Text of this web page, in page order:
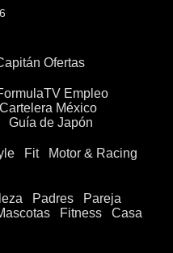
Ofertas
Empleo
México
Guía de Japón
Fit
Motor & Racing
Padres
Pareja
Fitness
Casa